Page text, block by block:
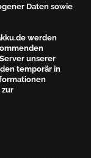
Daten sowie
werden
unserer
temporär in
zur